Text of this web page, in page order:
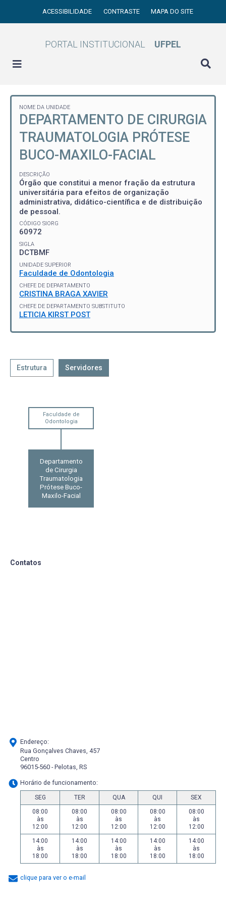
ACESSIBILIDADE CONTRASTE MAPA DO SITE
PORTAL INSTITUCIONAL UFPEL
NOME DA UNIDADE
DEPARTAMENTO DE CIRURGIA
TRAUMATOLOGIA PRÓTESE
BUCO-MAXILO-FACIAL
DESCRIÇÃO
Órgão que constitui a menor fração da estrutura
universitária para efeitos de organização
administrativa, didático-científica e de distribuição
de pessoal.
CÓDIGO SIORG
60972
SIGLA
DCTBMF
UNIDADE SUPERIOR
Faculdade de Odontologia
CHEFE DE DEPARTAMENTO
CRISTINA BRAGA XAVIER
CHEFE DE DEPARTAMENTO SUBSTITUTO
LETICIA KIRST POST
Estrutura Servidores
Faculdade de
Odontologia
Departamento
de Cirurgia
Traumatologia
Prótese Buco-
Maxilo-Facial
Contatos
Endereço:
Rua Gonçalves Chaves, 457
Centro
96015-560 - Pelotas, RS
Horário de funcionamento:
SEG TER QUA QUI
SEX
08:00
às
12:00
08:00
às
12:00
08:00
às
12:00
08:00
às
12:00
08:00
às
12:00
14:00
às
18:00
14:00
às
18:00
14:00
às
18:00
14:00
às
18:00
14:00
às
18:00
clique para ver o e-mail